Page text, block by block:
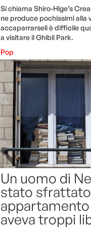
Si chiama Shiro-Hige’s
ne produce pochissimi alla
accaparrarseli è difficile
a visitare il Ghibli Park.
Pop
Un uomo di
stato
aveva troppi